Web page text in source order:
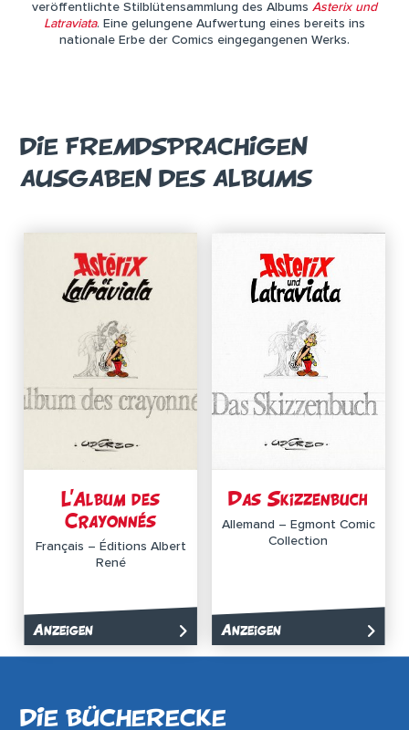
veröffentlichte Stilblütensammlung des Albums Asterix und
Latraviata. Eine gelungene Aufwertung eines bereits ins
nationale Erbe der Comics eingegangenen Werks.
DIE FREMDSPRACHIGEN
AUSGABEN DES ALBUMS
L’Album des
Crayonnés
Français – Éditions Albert
René
Anzeigen
Das Skizzenbuch
Allemand – Egmont Comic
Collection
Anzeigen
DIE BÜCHERECKE